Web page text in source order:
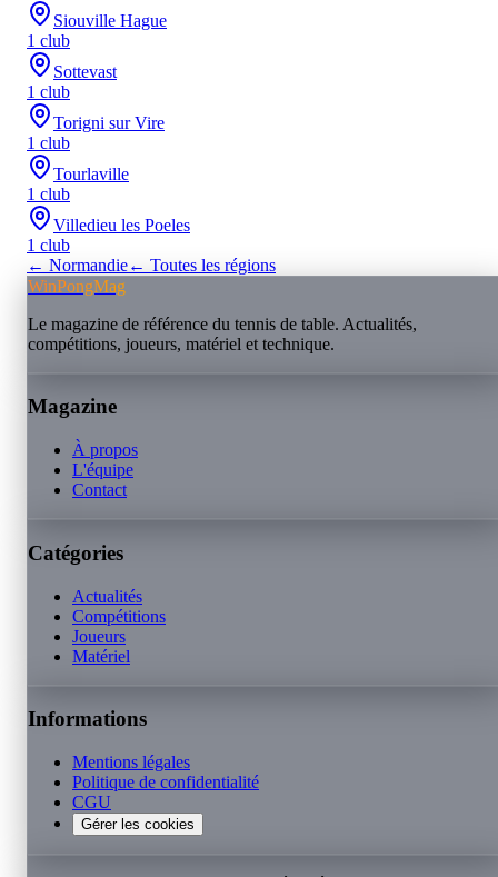
Siouville Hague
1 club
Sottevast
1 club
Torigni sur Vire
1 club
Tourlaville
1 club
Villedieu les Poeles
1 club
← Normandie← Toutes les régions
WinPongMag
Le magazine de référence du tennis de table. Actualités,
compétitions, joueurs, matériel et technique.
Magazine
À propos
L'équipe
Contact
Catégories
Actualités
Compétitions
Joueurs
Matériel
Informations
Mentions légales
Politique de confidentialité
CGU
Gérer les cookies